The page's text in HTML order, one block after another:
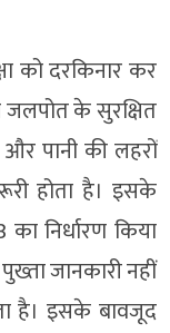
को दरकिनार कर
जलपोत के सुरक्षित
पानी की लहरों
होता है। इसके
निर्धारण किया
जानकारी नहीं
है। इसके बावजूद